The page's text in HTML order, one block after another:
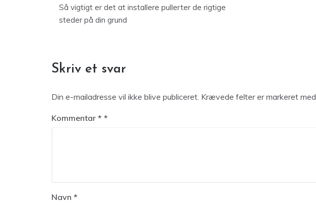
Så vigtigt er det at installere pullerter de rigtige
steder på din grund
Skriv et svar
Din e-mailadresse vil ikke blive publiceret. Krævede felter er markeret med
Kommentar *
Navn *